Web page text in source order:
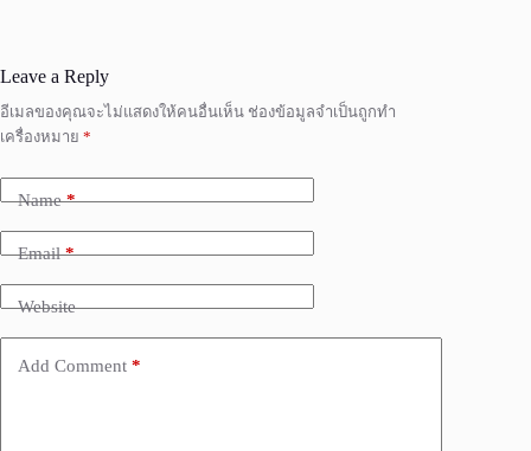
Leave a Reply
อีเมลของคุณจะไม่แสดงให้คนอื่นเห็น ช่องข้อมูลจำเป็นถูกทำ
เครื่องหมาย *
Name*
Email*
Website
Add Comment *